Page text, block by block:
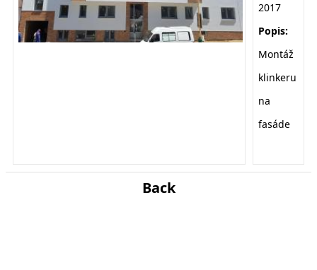
2017
Popis:
Montáž
klinkeru
na
fasáde
Back